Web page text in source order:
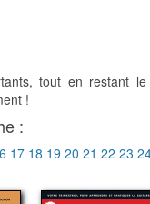
tout en restant
!
:
17 18 19 20 21 22 23